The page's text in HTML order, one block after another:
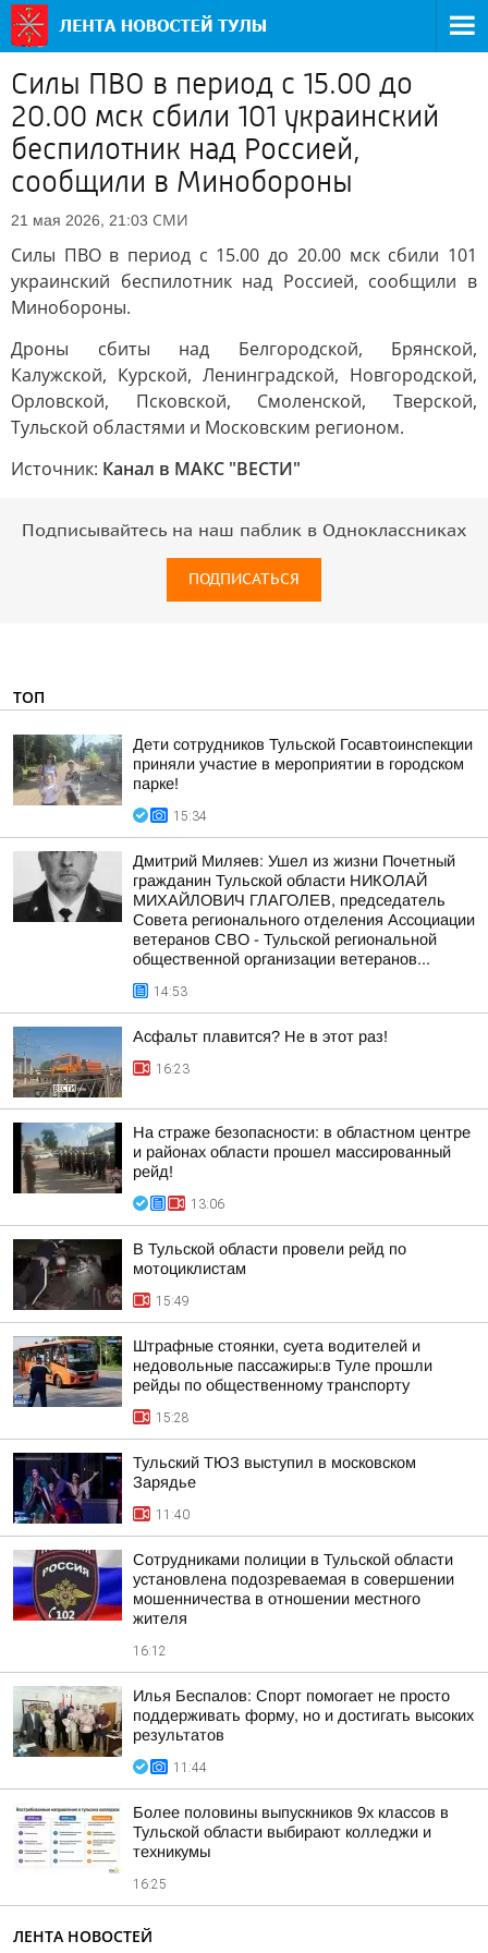
Силы ПВО в период с 15.00 до
20.00 мск сбили 101 украинский
беспилотник над Россией,
сообщили в Минобороны
21 мая 2026, 21:03 СМИ
Силы ПВО в период с 15.00 до 20.00 мск сбили 101
украинский беспилотник над Россией, сообщили в
Минобороны.
Дроны сбиты над Белгородской, Брянской,
Калужской, Курской, Ленинградской, Новгородской,
Орловской, Псковской, Смоленской, Тверской,
Тульской областями и Московским регионом.
Источник: Канал в МАКС "ВЕСТИ"
Подписывайтесь на наш паблик в Одноклассниках
ПОДПИСАТЬСЯ
ТОП
Дети сотрудников Тульской Госавтоинспекции
приняли участие в мероприятии в городском
парке!
15:34
Дмитрий Миляев: Ушел из жизни Почетный
гражданин Тульской области НИКОЛАЙ
МИХАЙЛОВИЧ ГЛАГОЛЕВ, председатель
Совета регионального отделения Ассоциации
ветеранов СВО - Тульской региональной
общественной организации ветеранов...
14:53
Асфальт плавится? Не в этот раз!
16:23
На страже безопасности: в областном центре
и районах области прошел массированный
рейд!
13:06
В Тульской области провели рейд по
мотоциклистам
15:49
Штрафные стоянки, суета водителей и
недовольные пассажиры:в Туле прошли
рейды по общественному транспорту
15:28
Тульский ТЮЗ выступил в московском
Зарядье
11:40
Сотрудниками полиции в Тульской области
установлена подозреваемая в совершении
мошенничества в отношении местного
жителя
16:12
Илья Беспалов: Спорт помогает не просто
поддерживать форму, но и достигать высоких
результатов
11:44
Более половины выпускников 9х классов в
Тульской области выбирают колледжи и
техникумы
16:25
ЛЕНТА НОВОСТЕЙ